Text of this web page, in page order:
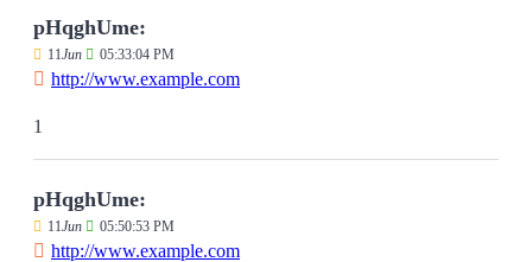
pHqghUme:
11Jun 05:33:04 PM
http://www.example.com
1
pHqghUme:
11Jun 05:50:53 PM
http://www.example.com